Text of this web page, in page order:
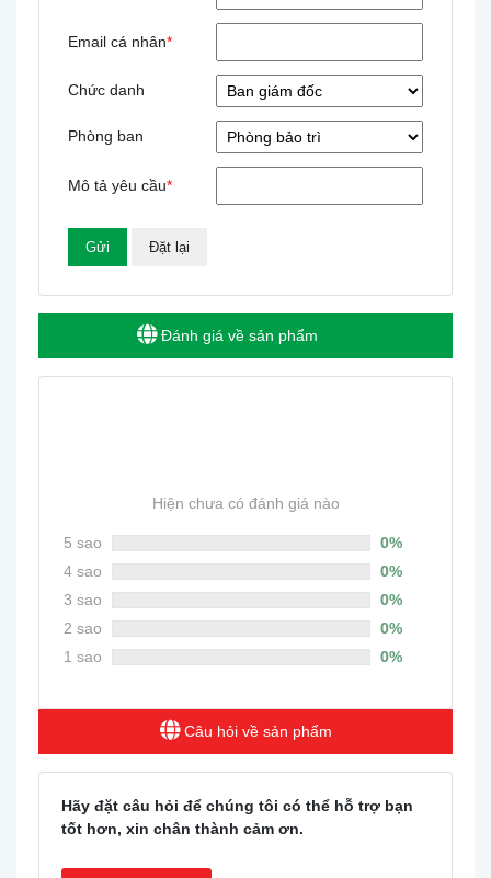
Email cá nhân*
Chức danh
Phòng ban
Mô tả yêu cầu*
Đánh giá về sản phẩm
Hiện chưa có đánh giá nào
5 sao
0%
4 sao
0%
3 sao
0%
2 sao
0%
1 sao
0%
Câu hỏi về sản phẩm
Hãy đặt câu hỏi để chúng tôi có thể hỗ trợ bạn
tốt hơn, xin chân thành cảm ơn.